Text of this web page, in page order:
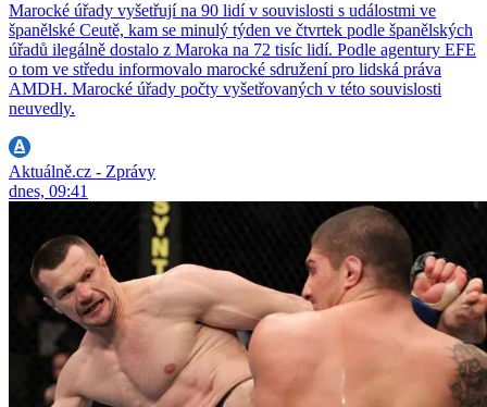
Marocké úřady vyšetřují na 90 lidí v souvislosti s událostmi ve
španělské Ceutě, kam se minulý týden ve čtvrtek podle španělských
úřadů ilegálně dostalo z Maroka na 72 tisíc lidí. Podle agentury EFE
o tom ve středu informovalo marocké sdružení pro lidská práva
AMDH. Marocké úřady počty vyšetřovaných v této souvislosti
neuvedly.
Aktuálně.cz - Zprávy
dnes, 09:41